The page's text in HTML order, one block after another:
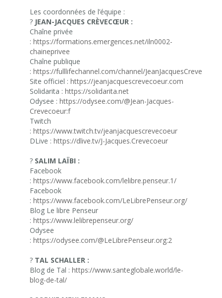
Les coordonnées de l’équipe :
? JEAN-JACQUES CRÈVECŒUR :
Chaîne privée
: https://formations.emergences.net/iln0002-
chaineprivee
Chaîne publique
: https://fulllifechannel.com/channel/JeanJacquesCrevecoeur
Site officiel : https://jeanjacquescrevecoeur.com
Solidarita : https://solidarita.net
Odysee : https://odysee.com/@Jean-Jacques-
Crevecoeur:f
Twitch
: https://www.twitch.tv/jeanjacquescrevecoeur
DLive : https://dlive.tv/J-Jacques.Crevecoeur
? SALIM LAÏBI :
Facebook
: https://www.facebook.com/lelibre.penseur.1/
Facebook
: https://www.facebook.com/LeLibrePenseur.org/
Blog Le libre Penseur
: https://www.lelibrepenseur.org/
Odysee
: https://odysee.com/@LeLibrePenseur.org:2
? TAL SCHALLER :
Blog de Tal : https://www.santeglobale.world/le-
blog-de-tal/